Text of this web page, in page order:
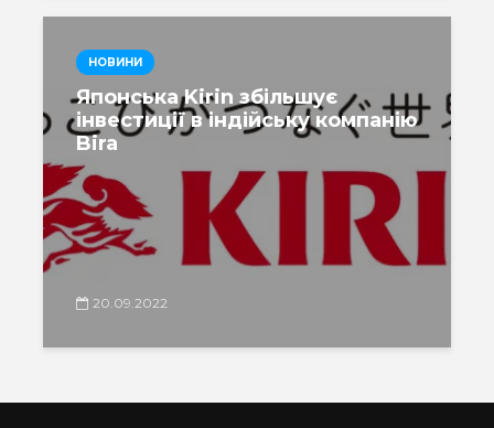
НОВИНИ
Японська Kirin збільшує
інвестиції в індійську компанію
Bira
20.09.2022